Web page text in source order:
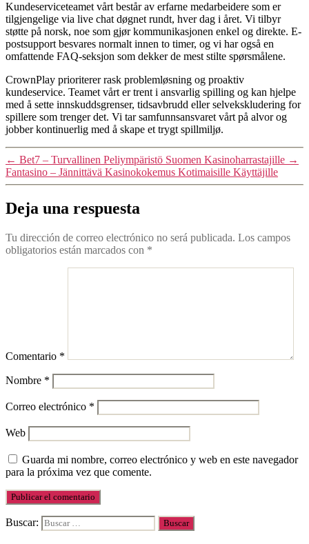
Kundeserviceteamet vårt består av erfarne medarbeidere som er
tilgjengelige via live chat døgnet rundt, hver dag i året. Vi tilbyr
støtte på norsk, noe som gjør kommunikasjonen enkel og direkte. E-
postsupport besvares normalt innen to timer, og vi har også en
omfattende FAQ-seksjon som dekker de mest stilte spørsmålene.
CrownPlay prioriterer rask problemløsning og proaktiv
kundeservice. Teamet vårt er trent i ansvarlig spilling og kan hjelpe
med å sette innskuddsgrenser, tidsavbrudd eller selvekskludering for
spillere som trenger det. Vi tar samfunnsansvaret vårt på alvor og
jobber kontinuerlig med å skape et trygt spillmiljø.
← Bet7 – Turvallinen Peliympäristö Suomen Kasinoharrastajille →
Fantasino – Jännittävä Kasinokokemus Kotimaisille Käyttäjille
Deja una respuesta
Tu dirección de correo electrónico no será publicada. Los campos
obligatorios están marcados con *
Comentario *
Nombre *
Correo electrónico *
Web
Guarda mi nombre, correo electrónico y web en este navegador
para la próxima vez que comente.
Buscar: